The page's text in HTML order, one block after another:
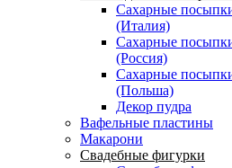
Сахарные
(Италия)
Сахарные
(Россия)
Сахарные
(Польша)
Декор пудра
Вафельные пластины
Макарони
Свадебные фигурки